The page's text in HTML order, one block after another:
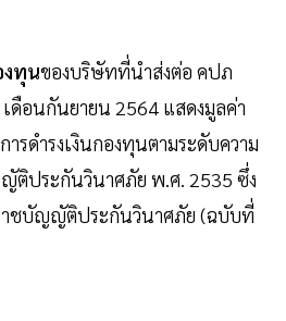
งทุนของบริษัทที่นำส่งต่อ คปภ
ดือนกันยายน 2564 แสดงมูลค่า
รดำรงเงินกองทุนตามระดับความ
ติประกันวินาศภัย พ.ศ. 2535 ซึ่ง
าชบัญญัติประกันวินาศภัย (ฉบับที่